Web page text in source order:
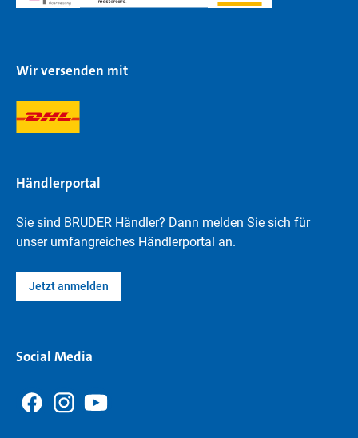
Wir versenden mit
Händlerportal
Sie sind BRUDER Händler? Dann melden Sie sich für
unser umfangreiches Händlerportal an.
Jetzt anmelden
Social Media